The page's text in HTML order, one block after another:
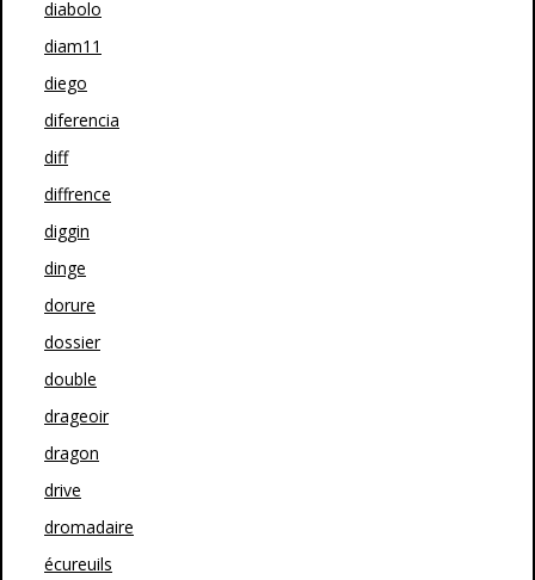
diabolo
diam11
diego
diferencia
diff
diffrence
diggin
dinge
dorure
dossier
double
drageoir
dragon
drive
dromadaire
écureuils